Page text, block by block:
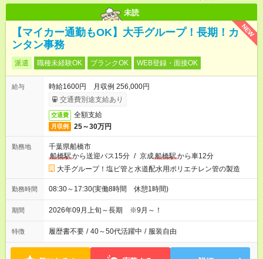
未読
NEW
【マイカー通勤もOK】大手グループ！長期！カ
ンタン事務
派遣 職種未経験OK ブランクOK WEB登録・面接OK
給与
時給1600円 月収例 256,000円
交通費別途支給あり
交通費 全額支給
月収例 25～30万円
勤務地
千葉県船橋市
船橋駅から送迎バス15分 / 京成船橋駅から車12分
大手グループ！塩ビ管と水道配水用ポリエチレン管の製造
勤務時間 08:30～17:30(実働8時間 休憩1時間)
期間 2026年09月上旬～長期 ※9月～！
特徴 履歴書不要 / 40～50代活躍中 / 服装自由